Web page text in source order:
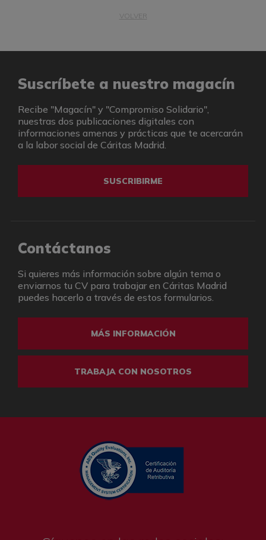
VOLVER
Suscríbete a nuestro magacín
Recibe "Magacín" y "Compromiso Solidario",
nuestras dos publicaciones digitales con
informaciones amenas y prácticas que te acercarán
a la labor social de Cáritas Madrid.
SUSCRIBIRME
Contáctanos
Si quieres más información sobre algún tema o
enviarnos tu CV para trabajar en Cáritas Madrid
puedes hacerlo a través de estos formularios.
MÁS INFORMACIÓN
TRABAJA CON NOSOTROS